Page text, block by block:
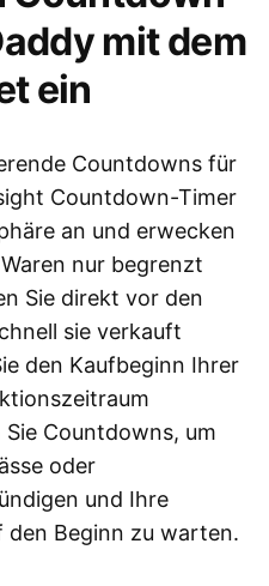
mit dem
ein
Countdowns für
Countdown-Timer
an und erwecken
nur begrenzt
Sie direkt vor den
sie verkauft
den Kaufbeginn Ihrer
Countdowns, um
oder
und Ihre
Beginn zu warten.